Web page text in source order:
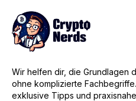
Wir helfen dir, die Grundlagen
ohne komplizierte
exklusive Tipps und